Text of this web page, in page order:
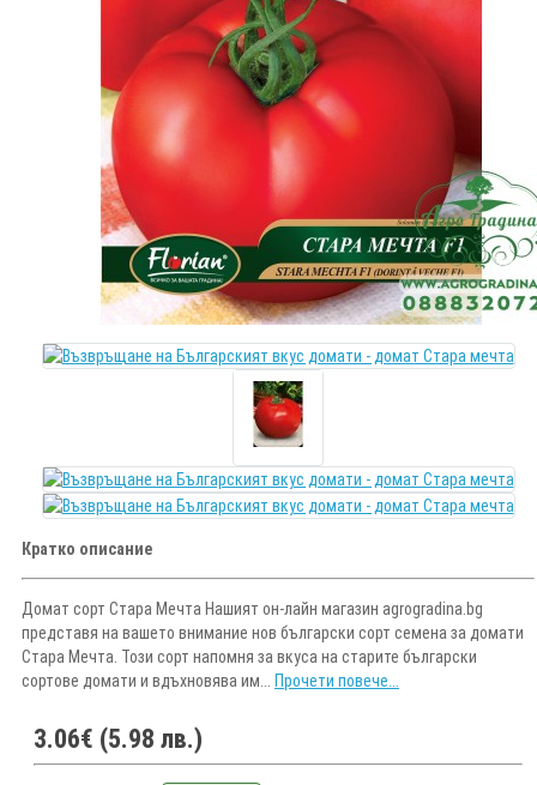
Кратко описание
Домат сорт Стара Мечта Нашият он-лайн магазин agrogradina.bg
представя на вашето внимание нов български сорт семена за домати
Стара Мечта. Този сорт напомня за вкуса на старите български
сортове домати и вдъхновява им... Прочети повече...
3.06€ (5.98 лв.)